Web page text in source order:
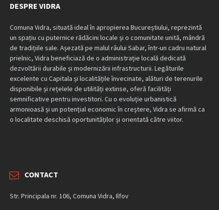
DESPRE VIDRA
Comuna Vidra, situată ideal în apropierea Bucureștiului, reprezintă
un spațiu cu puternice rădăcini locale și o comunitate unită, mândră
de tradițiile sale. Așezată pe malul râului Sabar, într-un cadru natural
prielnic, Vidra beneficiază de o administrație locală dedicată
dezvoltării durabile și modernizării infrastructurii. Legăturile
excelente cu Capitala și localitățile învecinate, alături de terenurile
disponibile și rețelele de utilități extinse, oferă facilități
semnificative pentru investitori. Cu o evoluție urbanistică
armonioasă și un potențial economic în creștere, Vidra se afirmă ca
o localitate deschisă oportunităților și orientată către viitor.
CONTACT
Str. Principala nr. 106, Comuna Vidra, Ilfov